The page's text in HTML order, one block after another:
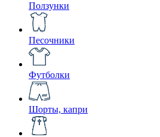
Ползунки
Песочники
Футболки
Шорты, капри